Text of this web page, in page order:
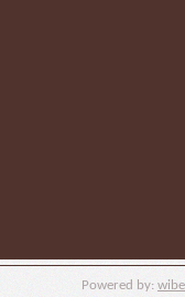
Powered by: wibe